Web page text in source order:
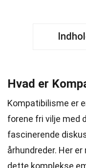
Hvad er
Kompatibilisme er
forene fri vilje med
fascinerende
århundreder. Her
dette komplekse